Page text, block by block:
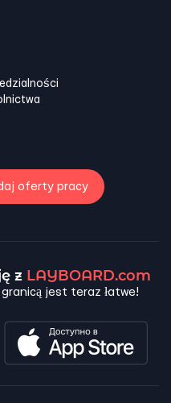
oferty pracy
z LAYBOARD.com
jest teraz łatwe!